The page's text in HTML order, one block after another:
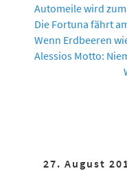
Automeile wird
Die Fortuna fährt
Wenn Erdbeeren
Alessios Motto:
27. August